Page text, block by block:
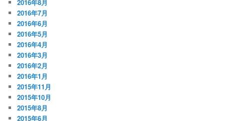
2016年8月
2016年7月
2016年6月
2016年5月
2016年4月
2016年3月
2016年2月
2016年1月
2015年11月
2015年10月
2015年8月
2015年6月